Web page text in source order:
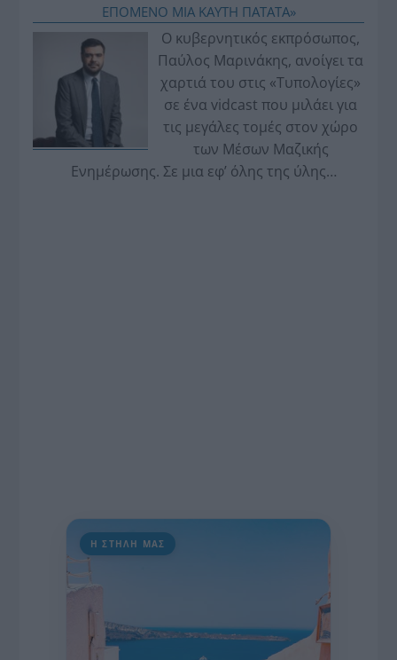
ΕΠΟΜΕΝΟ ΜΙΑ ΚΑΥΤΗ ΠΑΤΑΤΑ»
Ο κυβερνητικός εκπρόσωπος,
Παύλος Μαρινάκης, ανοίγει τα
χαρτιά του στις «Τυπολογίες»
σε ένα vidcast που μιλάει για
τις μεγάλες τομές στον χώρο
των Μέσων Μαζικής
Ενημέρωσης. Σε μια εφ’ όλης της ύλης
Η ΣΤΗΛΗ ΜΑΣ